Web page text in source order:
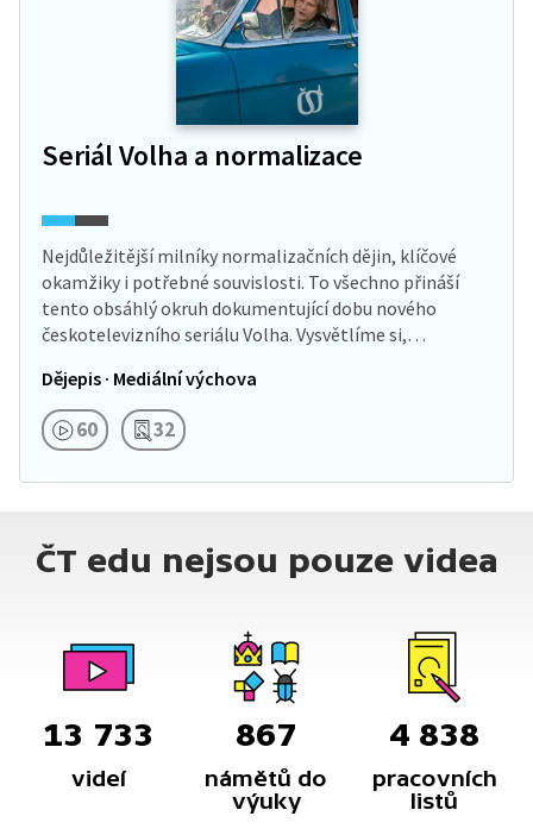
Seriál Volha a normalizace
Nejdůležitější milníky normalizačních dějin, klíčové
okamžiky i potřebné souvislosti. To všechno přináší
tento obsáhlý okruh dokumentující dobu nového
českotelevizního seriálu Volha. Vysvětlíme si,…
Dějepis · Mediální výchova
60 32
ČT edu nejsou pouze videa
13 733
videí
867
námětů do
výuky
4 838
pracovních
listů